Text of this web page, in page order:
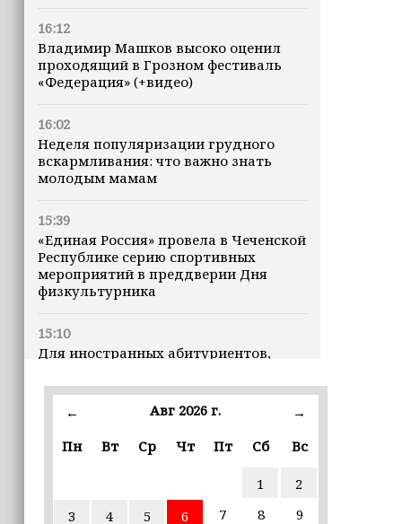
16:12
Владимир Машков высоко оценил
проходящий в Грозном фестиваль
«Федерация» (+видео)
16:02
Неделя популяризации грудного
вскармливания: что важно знать
молодым мамам
15:39
«Единая Россия» провела в Чеченской
Республике серию спортивных
мероприятий в преддверии Дня
физкультурника
15:10
Для иностранных абитуриентов,
введён единый экзамен по русскому
15:06
← Авг 2026 г.
→
Пн
Вт Ср Чт Пт Сб Вс
1
2
3
4 5 6 7 8
9